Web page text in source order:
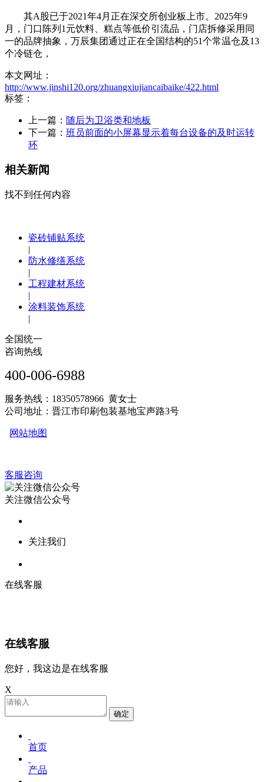
其A股已于2021年4月正在深交所创业板上市。2025年9
月，门口陈列1元饮料、糕点等低价引流品，门店拆修采用同
一的品牌抽象，万辰集团通过正在全国结构的51个常温仓及13
个冷链仓，
本文网址：
http://www.jinshi120.org/zhuangxiujiancaibaike/422.html
标签：
上一篇： 随后为卫浴类和地板
下一篇： 班员前面的小屏幕显示着每台设备的及时运转
环
相关新闻
找不到任何内容
瓷砖铺贴系统
|
防水修缮系统
|
工程建材系统
|
涂料装饰系统
|
全国统一
咨询热线
400-006-6988
服务热线：18350578966 黄女士
公司地址：晋江市印刷包装基地宝声路3号
网站地图
客服咨询
关注微信公众号
关注我们
在线客服
在线客服
您好，我这边是在线客服
X
确定
首页
产品